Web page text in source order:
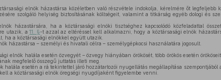
elnök házastársa közéletben való részvétele indokolja, kérelmére őt legfeljebb
szolgáló helyiség biztosításának költségeit, valamint a titkárság egyéb dologi és
házastársára, ha a köztársasági elnöki tisztséghez kapcsolódó közfeladattal
utazik, a11. §-t azzal az eltéréssel kell alkalmazni, hogy a köztársasági elnök
ha a köztársasági elnökkel együtt utazik.
házastársa – személyi és hivatali célra – személygépkocsi használatára jogosult.
elnök halála esetén özvegyét – özvegy hiányában örökösét, több örökös esetén
megfelelő összegű juttatás illeti meg.
halála esetén a rá tekintettel járó hozzátartozói nyugellátás megállapítása szempontjából
a köztársasági elnök öregségi nyugdíjaként figyelembe venni.